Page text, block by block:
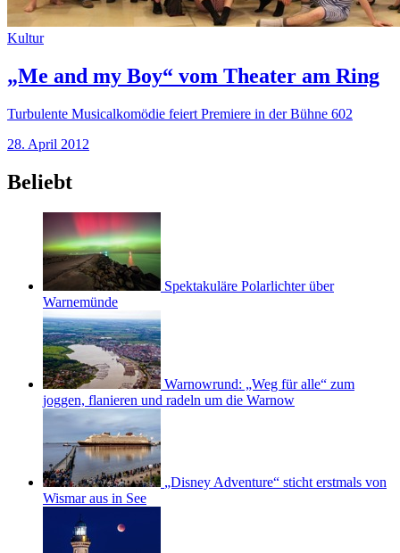
Kultur
„Me and my Boy“ vom Theater am Ring
Turbulente Musicalkomödie feiert Premiere in der Bühne 602
28. April 2012
Beliebt
Spektakuläre Polarlichter über
Warnemünde
Warnowrund: „Weg für alle“ zum
joggen, flanieren und radeln um die Warnow
„Disney Adventure“ sticht erstmals von
Wismar aus in See